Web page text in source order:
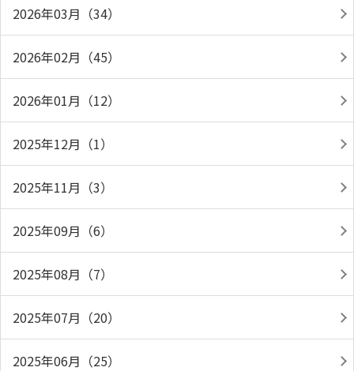
2026年03月（34）
2026年02月（45）
2026年01月（12）
2025年12月（1）
2025年11月（3）
2025年09月（6）
2025年08月（7）
2025年07月（20）
2025年06月（25）